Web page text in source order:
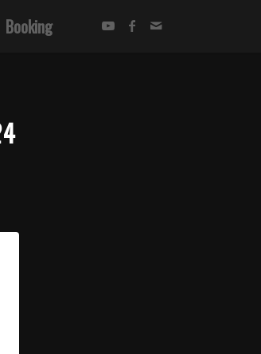
Booking